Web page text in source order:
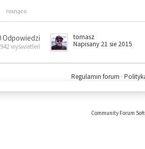
rosnąco
Odpowiedzi
wyświetleń
tomasz
Napisany 21 sie 2015
Regulamin forum ·
Community Forum